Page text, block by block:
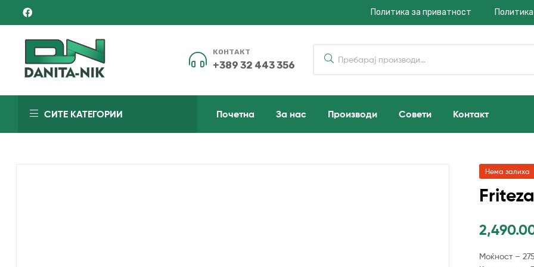
Политика за приватност
НИК
КОНТАКТ
+389 32 443 356
СИТЕ КАТЕГОРИИ Почетна За нас Производи Совети Контакт
Нема залиха
Моќност –